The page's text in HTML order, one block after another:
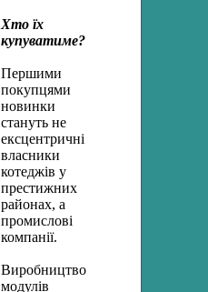
Хто їх
купуватиме?
Першими
покупцями
новинки
стануть не
ексцентричні
власники
котеджів у
престижних
районах, а
промислові
компанії.
Виробництво
модулів